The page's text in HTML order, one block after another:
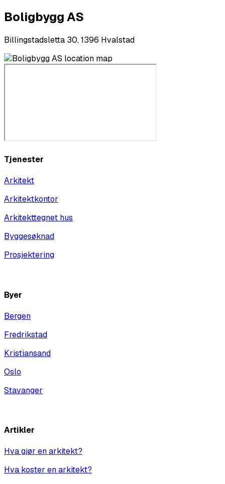
Boligbygg AS
Billingstadsletta 30, 1396 Hvalstad
Tjenester
Arkitekt
Arkitektkontor
Arkitekttegnet hus
Byggesøknad
Prosjektering
Byer
Bergen
Fredrikstad
Kristiansand
Oslo
Stavanger
Artikler
Hva gjør en arkitekt?
Hva koster en arkitekt?